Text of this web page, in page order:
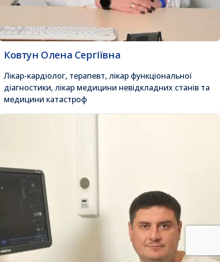
Ковтун Олена Сергіївна
Лікар-кардіолог, терапевт, лікар функціональної
діагностики, лікар медицини невідкладних станів та
медицини катастроф